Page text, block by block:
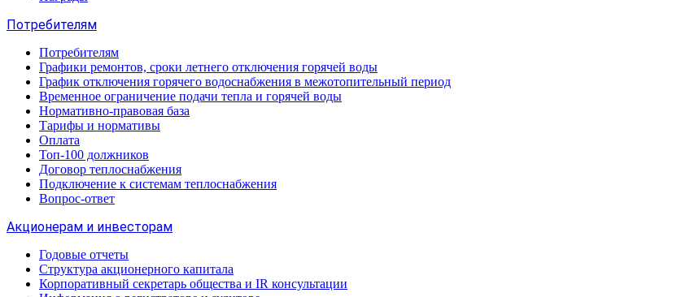
Потребителям
Потребителям
Графики ремонтов, сроки летнего отключения горячей воды
График отключения горячего водоснабжения в межотопительный период
Временное ограничение подачи тепла и горячей воды
Нормативно-правовая база
Тарифы и нормативы
Оплата
Топ-100 должников
Договор теплоснабжения
Подключение к системам теплоснабжения
Вопрос-ответ
Акционерам и инвесторам
Годовые отчеты
Структура акционерного капитала
Корпоративный секретарь общества и IR консультации